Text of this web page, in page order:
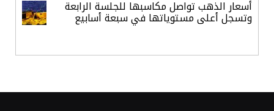
أسعار الذهب تواصل مكاسبها للجلسة الرابعة
وتسجل أعلى مستوياتها في سبعة أسابيع